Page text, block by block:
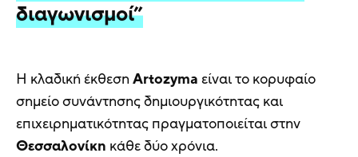
διαγωνισμοί”
Η κλαδική έκθεση Artozyma είναι το κορυφαίο
σημείο συνάντησης δημιουργικότητας και
επιχειρηματικότητας πραγματοποιείται στην
Θεσσαλονίκη κάθε δύο χρόνια.